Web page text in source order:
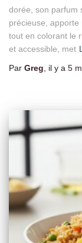
dorée, son parfum
précieuse,
tout en colorant le
et accessible, met
Par Greg, il y a 5